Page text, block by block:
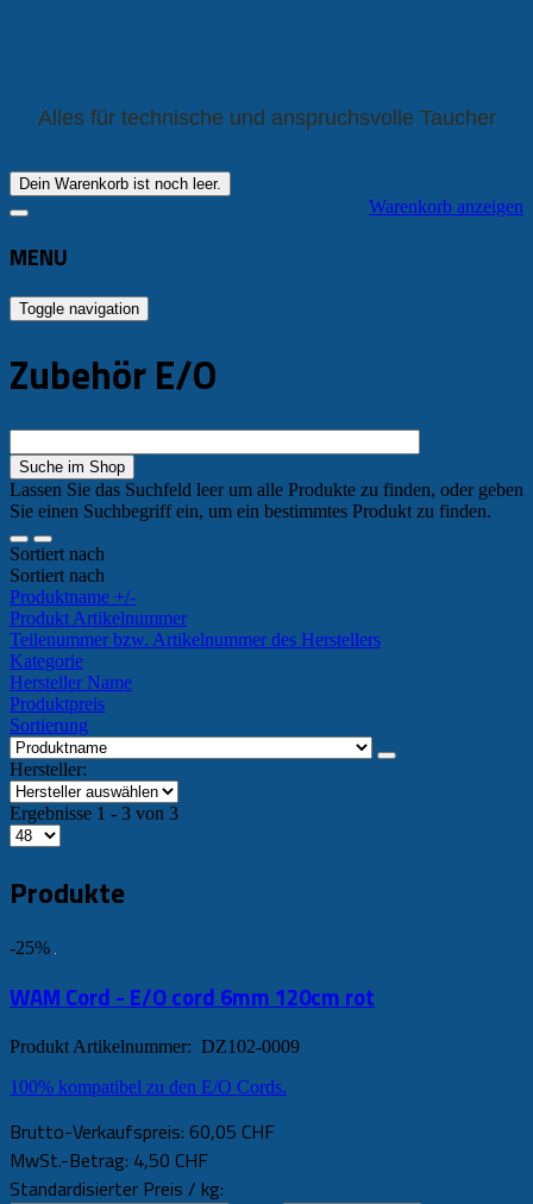
Alles für technische und anspruchsvolle Taucher
Dein Warenkorb ist noch leer.
Warenkorb anzeigen
MENU
Toggle navigation
Zubehör E/O
Lassen Sie das Suchfeld leer um alle Produkte zu finden, oder geben
Sie einen Suchbegriff ein, um ein bestimmtes Produkt zu finden.
Sortiert nach
Sortiert nach
Produktname +/-
Produkt Artikelnummer
Teilenummer bzw. Artikelnummer des Herstellers
Kategorie
Hersteller Name
Produktpreis
Sortierung
Hersteller:
Ergebnisse 1 - 3 von 3
Produkte
-25%
WAM Cord - E/O cord 6mm 120cm rot
Produkt Artikelnummer: DZ102-0009
100% kompatibel zu den E/O Cords.
Brutto-Verkaufspreis: 60,05 CHF
MwSt.-Betrag: 4,50 CHF
Standardisierter Preis / kg: